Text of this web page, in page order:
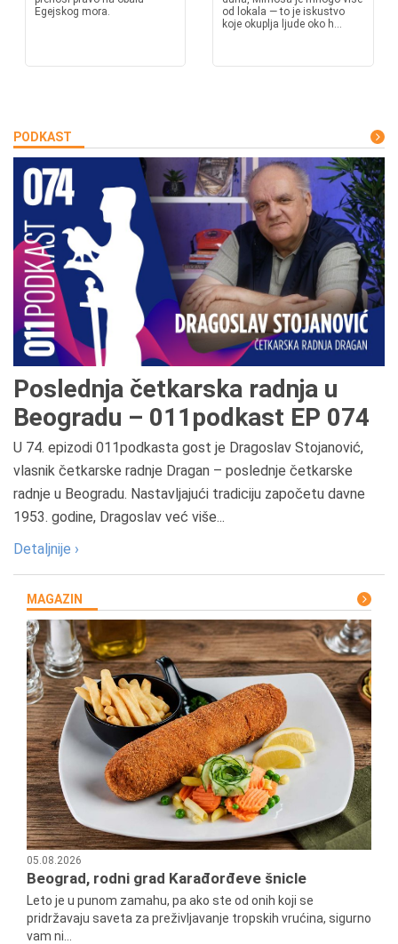
Egejskog mora.
od lokala — to je iskustvo
koje okuplja ljude oko h...
PODKAST
Poslednja četkarska radnja u
Beogradu – 011podkast EP 074
U 74. epizodi 011podkasta gost je Dragoslav Stojanović,
vlasnik četkarske radnje Dragan – poslednje četkarske
radnje u Beogradu. Nastavljajući tradiciju započetu davne
1953. godine, Dragoslav već više...
Detaljnije ›
MAGAZIN
05.08.2026
Beograd, rodni grad Karađorđeve šnicle
Leto je u punom zamahu, pa ako ste od onih koji se
pridržavaju saveta za preživljavanje tropskih vrućina, sigurno
vam ni...